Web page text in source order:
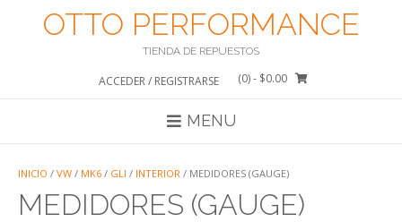
OTTO PERFORMANCE
TIENDA DE REPUESTOS
ACCEDER / REGISTRARSE (0)- $0.00
MENU
INICIO / VW / MK6 / GLI / INTERIOR / MEDIDORES (GAUGE)
MEDIDORES (GAUGE)